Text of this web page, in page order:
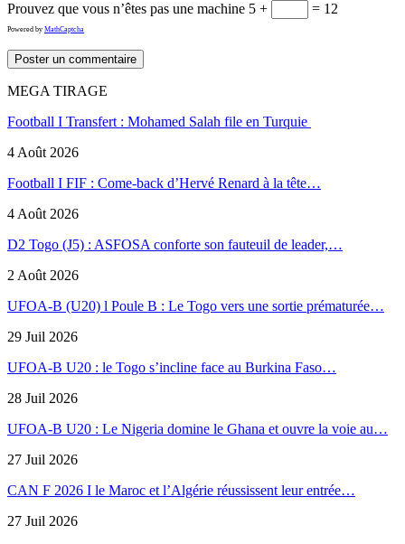
Prouvez que vous n’êtes pas une machine 5 + = 12
Powered by MathCaptcha
MEGA TIRAGE
Football I Transfert : Mohamed Salah file en Turquie
4 Août 2026
Football I FIF : Come-back d’Hervé Renard à la tête…
4 Août 2026
D2 Togo (J5) : ASFOSA conforte son fauteuil de leader,…
2 Août 2026
UFOA-B (U20) l Poule B : Le Togo vers une sortie prématurée…
29 Juil 2026
UFOA-B U20 : le Togo s’incline face au Burkina Faso…
28 Juil 2026
UFOA-B U20 : Le Nigeria domine le Ghana et ouvre la voie au…
27 Juil 2026
CAN F 2026 I le Maroc et l’Algérie réussissent leur entrée…
27 Juil 2026